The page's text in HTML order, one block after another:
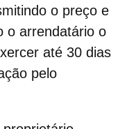
o preço e
o arrendatário o
até 30 dias
pelo